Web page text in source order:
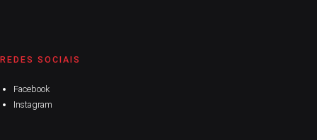
REDES SOCIAIS
Facebook
Instagram